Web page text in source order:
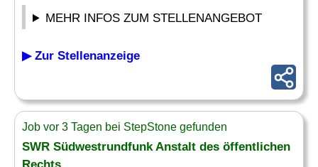
MEHR INFOS ZUM STELLENANGEBOT
▶ Zur Stellenanzeige
Job vor 3 Tagen bei StepStone gefunden
SWR Südwestrundfunk Anstalt des öffentlichen